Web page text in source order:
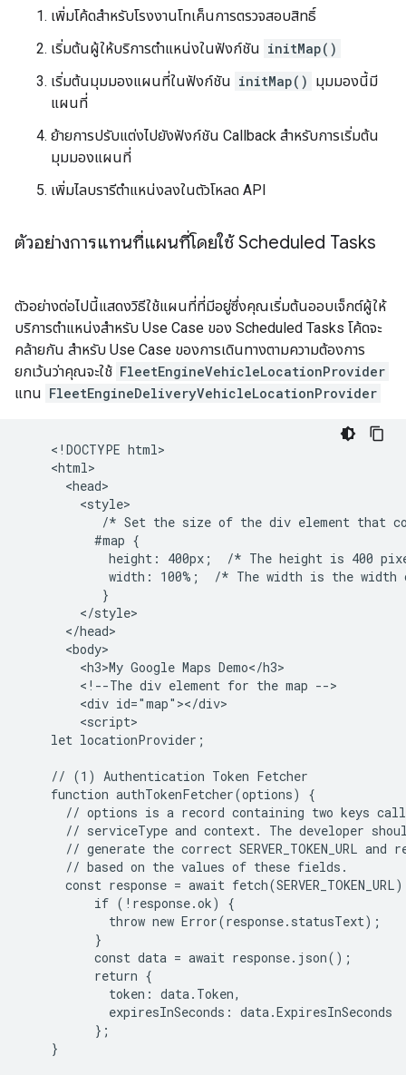
เพิ่มโค้ดสำหรับโรงงานโทเค็นการตรวจสอบสิทธิ์
เริ่มต้นผู้ให้บริการตำแหน่งในฟังก์ชัน initMap()
เริ่มต้นมุมมองแผนที่ในฟังก์ชัน initMap() มุมมองนี้มี
แผนที่
ย้ายการปรับแต่งไปยังฟังก์ชัน Callback สำหรับการเริ่มต้น
มุมมองแผนที่
เพิ่มไลบรารีตำแหน่งลงในตัวโหลด API
ตัวอย่างการแทนที่แผนที่โดยใช้ Scheduled Tasks
ตัวอย่างต่อไปนี้แสดงวิธีใช้แผนที่ที่มีอยู่ซึ่งคุณเริ่มต้นออบเจ็กต์ผู้ให้
บริการตำแหน่งสำหรับ Use Case ของ Scheduled Tasks โค้ดจะ
คล้ายกัน สำหรับ Use Case ของการเดินทางตามความต้องการ
ยกเว้นว่าคุณจะใช้ FleetEngineVehicleLocationProvider
แทน FleetEngineDeliveryVehicleLocationProvider
    <!DOCTYPE html>
    <html>
      <head>
        <style>
/* Set the size of the div element that
          #map {
height: 400px;  /* The height is 400
width: 100%;  /* The width is the width
           }
        </style>
      </head>
      <body>
        <h3>My Google Maps Demo</h3>
        <!--The div element for the map -->
        <div id="map"></div>
        <script>
    let locationProvider;
    // (1) Authentication Token Fetcher
    function authTokenFetcher(options) {
// options is a record containing two keys
// serviceType and context. The developer
// generate the correct SERVER_TOKEN_URL and
      // based on the values of these fields.
const response = await
          if (!response.ok) {
            throw new Error(response.statusText);
          }
          const data = await response.json();
          return {
            token: data.Token,
            expiresInSeconds: data.ExpiresInSeconds
          };
    }